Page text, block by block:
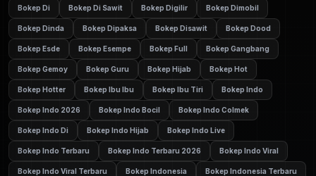
Bokep Di Bokep Di Sawit Bokep Digilir Bokep Dimobil
Bokep Dinda Bokep Dipaksa Bokep Disawit Bokep Dood
Bokep Esde Bokep Esempe Bokep Full Bokep Gangbang
Bokep Gemoy Bokep Guru Bokep Hijab Bokep Hot
Bokep Hotter Bokep Ibu Ibu Bokep Ibu Tiri Bokep Indo
Bokep Indo 2026 Bokep Indo Bocil Bokep Indo Colmek
Bokep Indo Di Bokep Indo Hijab Bokep Indo Live
Bokep Indo Terbaru Bokep Indo Terbaru 2026 Bokep Indo Viral
Bokep Indo Viral Terbaru Bokep Indonesia Bokep Indonesia Terbaru